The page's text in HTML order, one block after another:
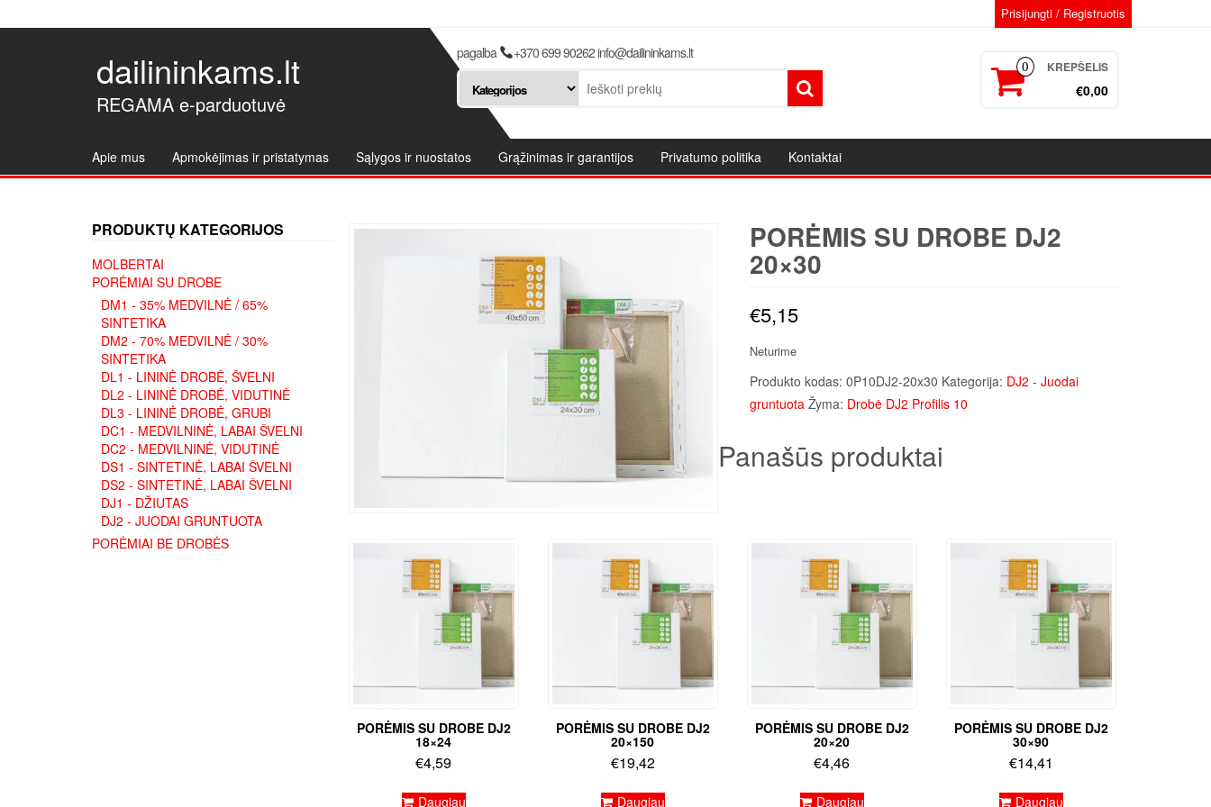
Prisijungti / Registruotis
dailininkams.lt
REGAMA e-parduotuvė
pagalba +370 699 90262 info@dailininkams.lt
0 KREPŠELIS
€0,00
Apie mus Apmokėjimas ir pristatymas Sąlygos ir nuostatos Grąžinimas ir garantijos Privatumo politika Kontaktai
PRODUKTŲ KATEGORIJOS
MOLBERTAI
PORĖMIAI SU DROBE
DM1 - 35% MEDVILNĖ / 65%
SINTETIKA
DM2 - 70% MEDVILNĖ / 30%
SINTETIKA
DL1 - LININĖ DROBĖ, ŠVELNI
DL2 - LININĖ DROBĖ, VIDUTINĖ
DL3 - LININĖ DROBĖ, GRUBI
DC1 - MEDVILNINĖ, LABAI ŠVELNI
DC2 - MEDVILNINĖ, VIDUTINĖ
DS1 - SINTETINĖ, LABAI ŠVELNI
DS2 - SINTETINĖ, LABAI ŠVELNI
DJ1 - DŽIUTAS
DJ2 - JUODAI GRUNTUOTA
PORĖMIAI BE DROBĖS
PORĖMIS SU DROBE DJ2
20×30
€5,15
Neturime
Produkto kodas: 0P10DJ2-20x30 Kategorija: DJ2 - Juodai
gruntuota Žyma: Drobė DJ2 Profilis 10
Panašūs produktai
PORĖMIS SU DROBE DJ2
18×24
€4,59
Daugiau
PORĖMIS SU DROBE DJ2
20×150
€19,42
Daugiau
PORĖMIS SU DROBE DJ2
20×20
€4,46
Daugiau
PORĖMIS SU DROBE DJ2
30×90
€14,41
Daugiau